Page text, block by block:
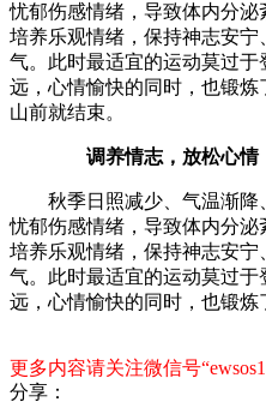
忧郁伤感情绪，导致体内分
培养乐观情绪，保持神志安
气。此时最适宜的运动莫过
远，心情愉快的同时，也锻
山前就结束。
调养情志，放松心情
秋季日照减少、气温渐
忧郁伤感情绪，导致体内分
培养乐观情绪，保持神志安
气。此时最适宜的运动莫过
远，心情愉快的同时，也锻炼
更多内容请关注微信号
分享：